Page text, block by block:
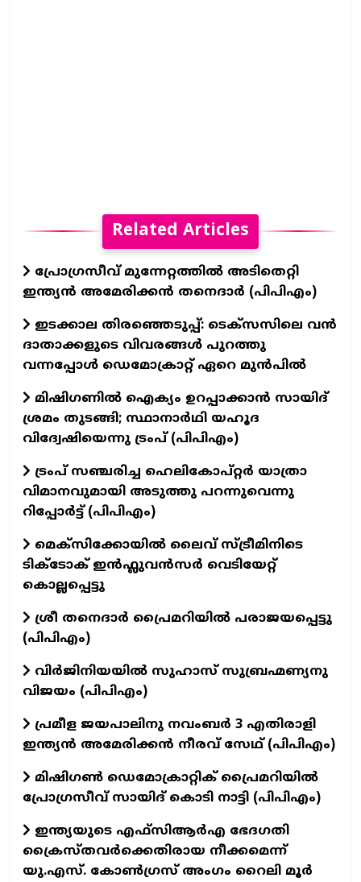
Related Articles
പ്രോഗ്രസീവ് മുന്നേറ്റത്തിൽ അടിതെറ്റി
ഇന്ത്യൻ അമേരിക്കൻ തനെദാർ (പിപിഎം)
ഇടക്കാല തിരഞ്ഞെടുപ്പ്: ടെക്സസിലെ വൻ
ദാതാക്കളുടെ വിവരങ്ങൾ പുറത്തു
വന്നപ്പോൾ ഡെമോക്രാറ്റ് ഏറെ മുൻപിൽ
മിഷിഗണിൽ ഐക്യം ഉറപ്പാക്കാൻ സായിദ്
ശ്രമം തുടങ്ങി; സ്ഥാനാർഥി യഹൂദ
വിദ്വേഷിയെന്നു ട്രംപ് (പിപിഎം)
ട്രംപ് സഞ്ചരിച്ച ഹെലികോപ്റ്റർ യാത്രാ
വിമാനവുമായി അടുത്തു പറന്നുവെന്നു
റിപ്പോർട്ട് (പിപിഎം)
മെക്സിക്കോയിൽ ലൈവ് സ്ട്രീമിനിടെ
ടിക്‌ടോക് ഇൻഫ്ലുവൻസർ വെടിയേറ്റ്
കൊല്ലപ്പെട്ടു
ശ്രീ തനെദാർ പ്രൈമറിയിൽ പരാജയപ്പെട്ടു
(പിപിഎം)
വിർജിനിയയിൽ സുഹാസ് സുബ്രഹ്മണ്യനു
വിജയം (പിപിഎം)
പ്രമീള ജയപാലിനു നവംബർ 3 എതിരാളി
ഇന്ത്യൻ അമേരിക്കൻ നീരവ് സേഥ് (പിപിഎം)
മിഷിഗൺ ഡെമോക്രാറ്റിക് പ്രൈമറിയിൽ
പ്രോഗ്രസീവ് സായിദ് കൊടി നാട്ടി (പിപിഎം)
ഇന്ത്യയുടെ എഫ്‌സിആർഎ ഭേദഗതി
ക്രൈസ്തവർക്കെതിരായ നീക്കമെന്ന്
യു.എസ്. കോൺഗ്രസ് അംഗം റൈലി മൂർ